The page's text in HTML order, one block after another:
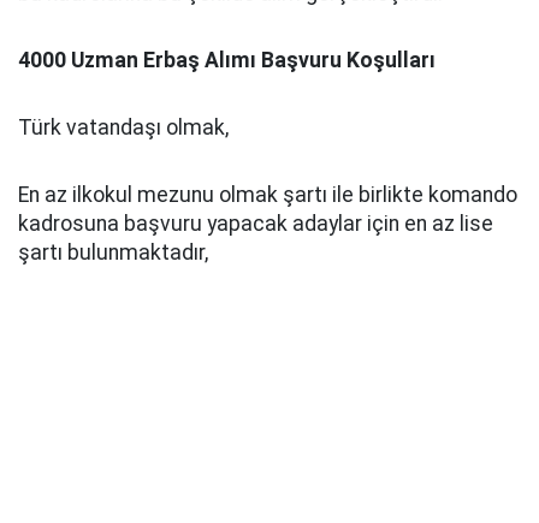
4000 Uzman Erbaş Alımı Başvuru Koşulları
Türk vatandaşı olmak,
En az ilkokul mezunu olmak şartı ile birlikte komando
kadrosuna başvuru yapacak adaylar için en az lise
şartı bulunmaktadır,